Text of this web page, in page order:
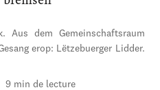
Aus dem Gemeinschaftsraum
erop: Lëtzebuerger Lidder.
9 min de lecture